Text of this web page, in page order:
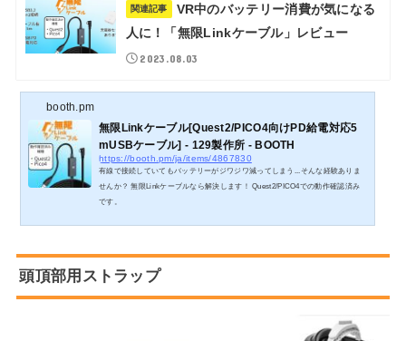
関連記事
VR中のバッテリー消費が気になる
人に！「無限Linkケーブル」レビュー
2023.08.03
booth.pm
無限Linkケーブル[Quest2/PICO4向けPD給電対応5
mUSBケーブル] - 129製作所 - BOOTH
https://booth.pm/ja/items/4867830
有線で接続していてもバッテリーがジワジワ減ってしまう...そんな経験ありま
せんか？ 無限Linkケーブルなら解決します！ Quest2/PICO4での動作確認済み
です。
頭頂部用ストラップ